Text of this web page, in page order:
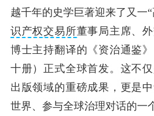
越千年的史学巨著迎来了又一
识产权交易所董事局主席、
博士主持翻译的《资治通鉴
十册）正式全球首发。这不
出版领域的重磅成果，更是
世界、参与全球治理对话的一